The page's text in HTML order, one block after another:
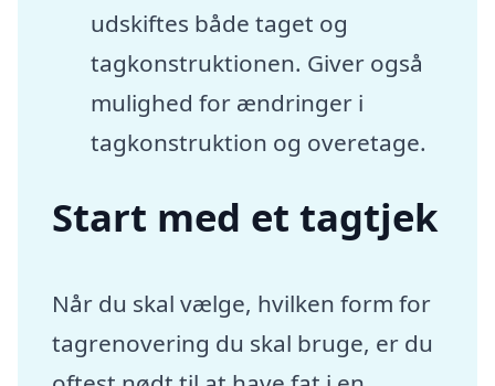
udskiftes både taget og
tagkonstruktionen. Giver også
mulighed for ændringer i
tagkonstruktion og overetage.
Start med et tagtjek
Når du skal vælge, hvilken form for
tagrenovering du skal bruge, er du